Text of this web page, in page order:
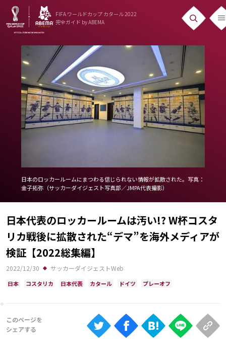
FIFA ワールドカップ カタール 2022
完全ガイド by ABEMA
ニュース
News
出場国
Teams
日本代表
日程・結果
Schedule
ランキング
Ranking
大会について
About
iOS Apps
日本のロッカールームにまつわる信じられない情報が拡散された。写真：
金子拓弥（サッカーダイジェスト写真部／JMPA代表撮影）
日本代表のロッカールームは汚い!? W杯コスタ
リカ戦後に拡散された“デマ”を海外メディアが
検証【2022総集編】
2022/12/30 サッカーダイジェストWeb
日本 コスタリカ 日本代表 カタール ドイツ プレーオフ